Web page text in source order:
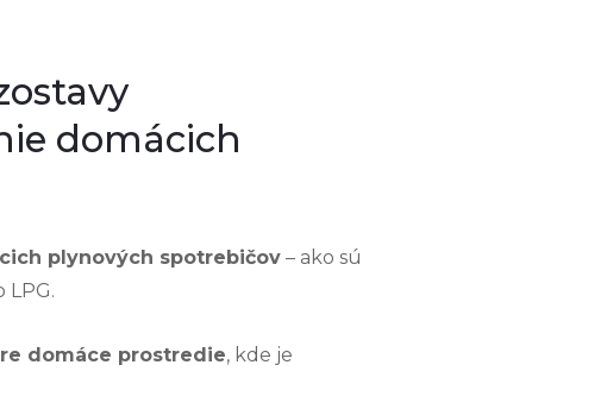
domácich
plynových spotrebičov– ako sú
LPG.
domáce prostredie, kde je